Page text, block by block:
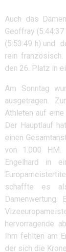
Auch das
Geoffray
(5:53:49 h) und
rein
den 26. Platz in
Am Sonntag
ausgetragen.
Athleten auf
Der Hauptlauf
einen
von 1.000
Engelhard in
schaffte es
hervorragende
Ihm fehlten am
der sich die